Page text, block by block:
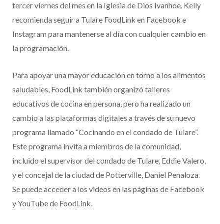
tercer viernes del mes en la Iglesia de Dios Ivanhoe. Kelly
recomienda seguir a Tulare FoodLink en Facebook e
Instagram para mantenerse al día con cualquier cambio en
la programación.
Para apoyar una mayor educación en torno a los alimentos
saludables, FoodLink también organizó talleres
educativos de cocina en persona, pero ha realizado un
cambio a las plataformas digitales a través de su nuevo
programa llamado “Cocinando en el condado de Tulare”.
Este programa invita a miembros de la comunidad,
incluido el supervisor del condado de Tulare, Eddie Valero,
y el concejal de la ciudad de Potterville, Daniel Penaloza.
Se puede acceder a los videos en las páginas de Facebook
y YouTube de FoodLink.